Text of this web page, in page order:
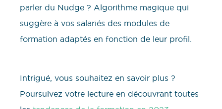
parler du Nudge ? Algorithme magique qui
suggère à vos salariés des modules de
formation adaptés en fonction de leur profil.
Intrigué, vous souhaitez en savoir plus ?
Poursuivez votre lecture en découvrant toutes